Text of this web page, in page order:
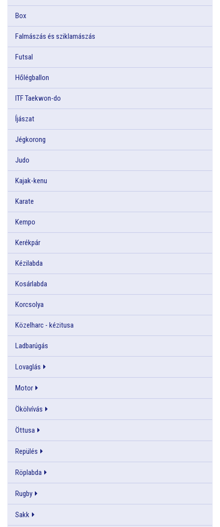
Box
Falmászás és sziklamászás
Futsal
Hőlégballon
ITF Taekwon-do
Íjászat
Jégkorong
Judo
Kajak-kenu
Karate
Kempo
Kerékpár
Kézilabda
Kosárlabda
Korcsolya
Közelharc - kézitusa
Ladbarúgás
Lovaglás
Motor
Ökölvívás
Öttusa
Repülés
Röplabda
Rugby
Sakk